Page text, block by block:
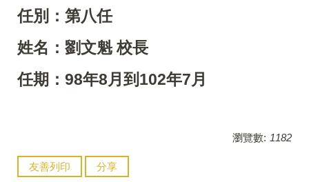
任別：第八任
姓名：劉文魁 校長
任期：98年8月到102年7月
瀏覽數: 1182
友善列印 分享